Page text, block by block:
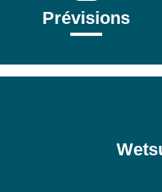
Prévisions